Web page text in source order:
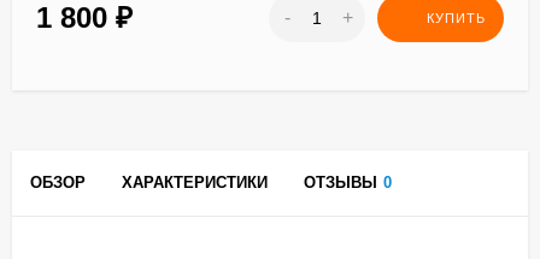
1 800 ₽ - + КУПИТЬ
ОБЗОР ХАРАКТЕРИСТИКИ ОТЗЫВЫ 0